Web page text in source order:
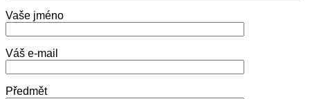
Vaše jméno
Váš e-mail
Předmět